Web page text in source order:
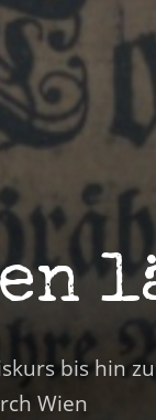
bis hin
Wien